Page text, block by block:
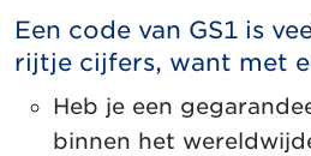
Een code van GS1 is
rijtje cijfers, want met
Heb je een
binnen het